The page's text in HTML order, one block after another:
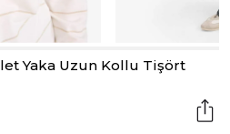
Yaka Uzun Kollu Tişört